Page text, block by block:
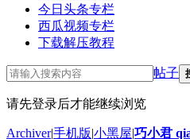
今日头条专栏
西瓜视频专栏
下载解压教程
帖子
请先登录后才能继续浏览
Archiver|手机版|小黑屋|巧小君